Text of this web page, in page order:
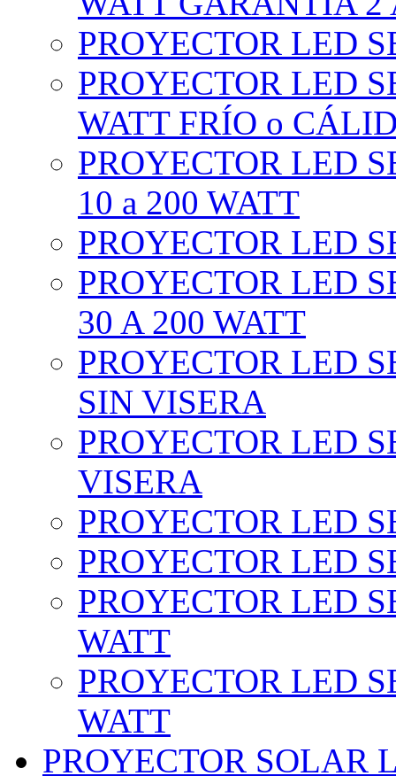
PROYECTOR LED
PROYECTOR LED
WATT FRÍO o
PROYECTOR LED
10 a 200 WATT
PROYECTOR LED
PROYECTOR LED
30 A 200 WATT
PROYECTOR LED
SIN VISERA
PROYECTOR LED
VISERA
PROYECTOR LED
PROYECTOR LED
PROYECTOR LED
WATT
PROYECTOR LED
WATT
PROYECTOR SOLAR